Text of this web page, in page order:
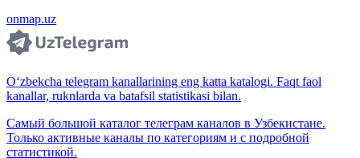
onmap.uz
O‘zbekcha telegram kanallarining eng katta katalogi. Faqt faol
kanallar, ruknlarda va batafsil statistikasi bilan.
Самый большой каталог телеграм каналов в Узбекистане.
Только активные каналы по категориям и с подробной
статистикой.